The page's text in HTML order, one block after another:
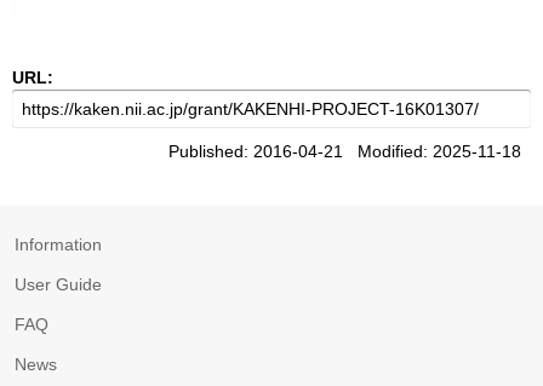
URL:
Published: 2016-04-21 Modified: 2025-11-18
Information
User Guide
FAQ
News